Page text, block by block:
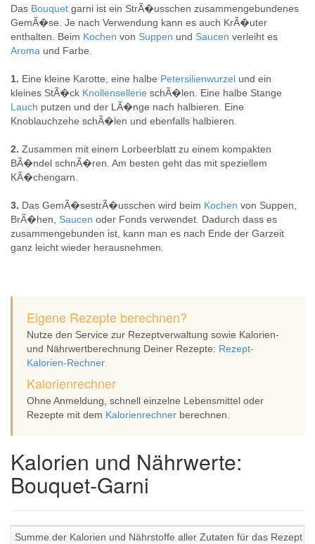
Das Bouquet garni ist ein StrÃ�usschen zusammengebundenes
GemÃ�se. Je nach Verwendung kann es auch KrÃ�uter
enthalten. Beim Kochen von Suppen und Saucen verleiht es
Aroma und Farbe.
1. Eine kleine Karotte, eine halbe Petersilienwurzel und ein
kleines StÃ�ck Knollensellerie schÃ�len. Eine halbe Stange
Lauch putzen und der LÃ�nge nach halbieren. Eine
Knoblauchzehe schÃ�len und ebenfalls halbieren.
2. Zusammen mit einem Lorbeerblatt zu einem kompakten
BÃ�ndel schnÃ�ren. Am besten geht das mit speziellem
KÃ�chengarn.
3. Das GemÃ�sestrÃ�usschen wird beim Kochen von Suppen,
BrÃ�hen, Saucen oder Fonds verwendet. Dadurch dass es
zusammengebunden ist, kann man es nach Ende der Garzeit
ganz leicht wieder herausnehmen.
Eigene Rezepte berechnen?
Nutze den Service zur Rezeptverwaltung sowie Kalorien-
und Nährwertberechnung Deiner Rezepte: Rezept-
Kalorien-Rechner
Kalorienrechner
Ohne Anmeldung, schnell einzelne Lebensmittel oder
Rezepte mit dem Kalorienrechner berechnen.
Kalorien und Nährwerte:
Bouquet-Garni
Summe der Kalorien und Nährstoffe aller Zutaten für das Rezept